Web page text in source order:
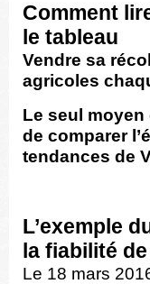
Comment
le tableau
Vendre sa
agricoles
Le seul moyen
de comparer
tendances de
L’exemple
la fiabilité
Le 18 mars